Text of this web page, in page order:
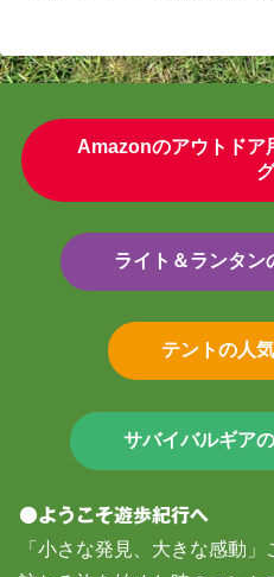
Amazonのアウトドア
グ
ライト＆ランタン
テントの人
サバイバルギア
●ようこそ遊歩紀行へ
「小さな発見、大きな感動